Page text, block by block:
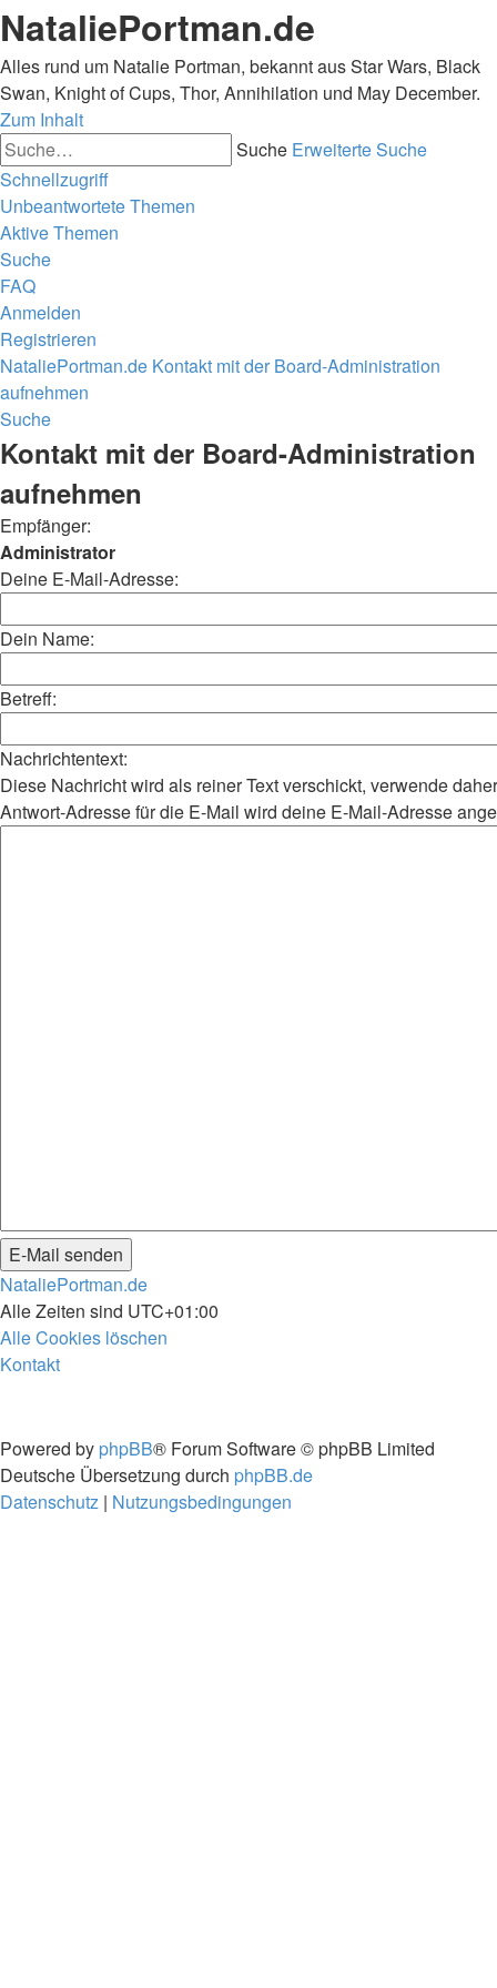
NataliePortman.de
Alles rund um Natalie Portman, bekannt aus Star Wars, Black
Swan, Knight of Cups, Thor, Annihilation und May December.
Zum Inhalt
Suche Erweiterte Suche
Schnellzugriff
Unbeantwortete Themen
Aktive Themen
Suche
FAQ
Anmelden
Registrieren
NataliePortman.de Kontakt mit der Board-Administration
aufnehmen
Suche
Kontakt mit der Board-Administration
aufnehmen
Empfänger:
Administrator
Deine E-Mail-Adresse:
Dein Name:
Betreff:
Nachrichtentext:
Diese Nachricht wird als reiner Text verschickt, verwende
Antwort-Adresse für die E-Mail wird deine E-Mail-Adresse
NataliePortman.de
Alle Zeiten sind UTC+01:00
Alle Cookies löschen
Kontakt
Powered by phpBB® Forum Software © phpBB Limited
Deutsche Übersetzung durch phpBB.de
Datenschutz | Nutzungsbedingungen